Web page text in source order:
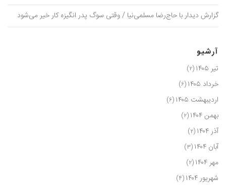
گزارش دیدار با حاج‌رضا مسلمی‌نیا / وقتی سوگ پدر انگیزه کار خیر می‌شود
آرشیو
تیر ۱۴۰۵ (۲)
خرداد ۱۴۰۵ (۶)
اردیبهشت ۱۴۰۵ (۶)
بهمن ۱۴۰۴ (۲)
آذر ۱۴۰۴ (۲)
آبان ۱۴۰۴ (۳)
مهر ۱۴۰۴ (۲)
شهریور ۱۴۰۴ (۴)